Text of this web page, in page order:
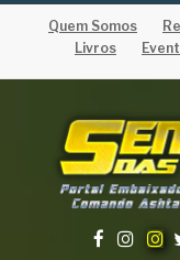
Quem Somos
Livros